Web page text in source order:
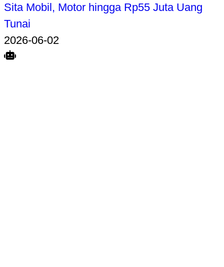
Sita Mobil, Motor hingga Rp55 Juta Uang
Tunai
2026-06-02